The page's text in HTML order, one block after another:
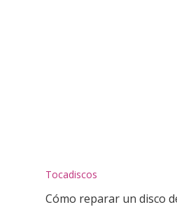
Tocadiscos
Cómo reparar un disco